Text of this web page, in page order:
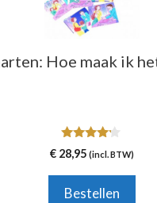
Hoe maak ik
4.00
van 5
€ 28,95 (incl. BTW)
Bestellen